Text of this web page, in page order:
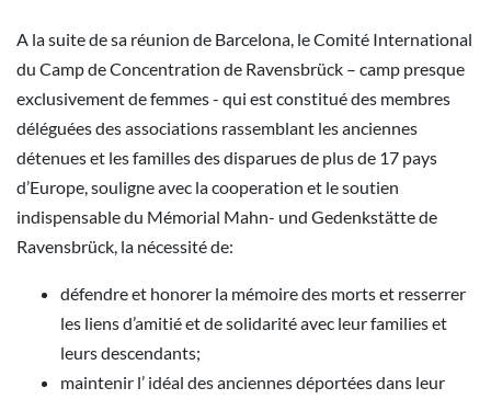
A la suite de sa réunion de Barcelona, le Comité International
du Camp de Concentration de Ravensbrück – camp presque
exclusivement de femmes - qui est constitué des membres
déléguées des associations rassemblant les anciennes
détenues et les familles des disparues de plus de 17 pays
d’Europe, souligne avec la cooperation et le soutien
indispensable du Mémorial Mahn- und Gedenkstätte de
Ravensbrück, la nécessité de:
défendre et honorer la mémoire des morts et resserrer
les liens d’amitié et de solidarité avec leur families et
leurs descendants;
maintenir l’ idéal des anciennes déportées dans leur